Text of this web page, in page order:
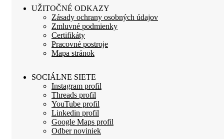
UŽITOČNÉ ODKAZY
Zásady ochrany osobných údajov
Zmluvné podmienky
Certifikáty
Pracovné postroje
Mapa stránok
SOCIÁLNE SIETE
Instagram profil
Threads profil
YouTube profil
Linkedin profil
Google Maps profil
Odber noviniek